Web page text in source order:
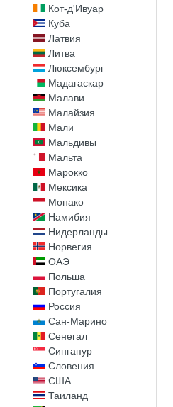
Кот-д'Ивуар
Куба
Латвия
Литва
Люксембург
Мадагаскар
Малави
Малайзия
Мали
Мальдивы
Мальта
Марокко
Мексика
Монако
Намибия
Нидерланды
Норвегия
ОАЭ
Польша
Португалия
Россия
Сан-Марино
Сенегал
Сингапур
Словения
США
Таиланд